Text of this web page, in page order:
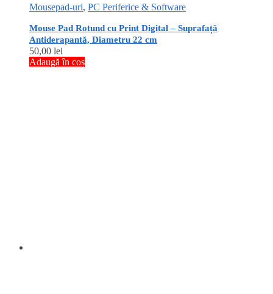
Mousepad-uri, PC Periferice & Software
Mouse Pad Rotund cu Print Digital – Suprafață
Antiderapantă, Diametru 22 cm
50,00 lei
Adaugă în coș